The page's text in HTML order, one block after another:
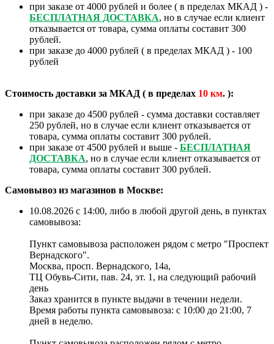
при заказе от 4000 рублей и более ( в пределах МКАД ) -
БЕСПЛАТНАЯ ДОСТАВКА, но в случае если клиент
отказывается от товара, сумма оплаты составит 300
рублей.
при заказе до 4000 рублей ( в пределах МКАД ) - 100
рублей
Стоимость доставки за МКАД ( в пределах 10 км. ):
при заказе до 4500 рублей - сумма доставки составляет
250 рублей, но в случае если клиент отказывается от
товара, сумма оплаты составит 300 рублей.
при заказе от 4500 рублей и выше - БЕСПЛАТНАЯ
ДОСТАВКА, но в случае если клиент отказывается от
товара, сумма оплаты составит 300 рублей.
Самовывоз из магазинов в Москве:
10.08.2026 с 14:00, либо в любой другой день, в пунктах
самовывоза:
Пункт самовывоза расположен рядом с метро "Проспект
Вернадского".
Москва, просп. Вернадского, 14а,
ТЦ Обувь-Сити, пав. 24, эт. 1, на следующий рабочий
день
Заказ хранится в пункте выдачи в течении недели.
Время работы пункта самовывоза: с 10:00 до 21:00, 7
дней в неделю.